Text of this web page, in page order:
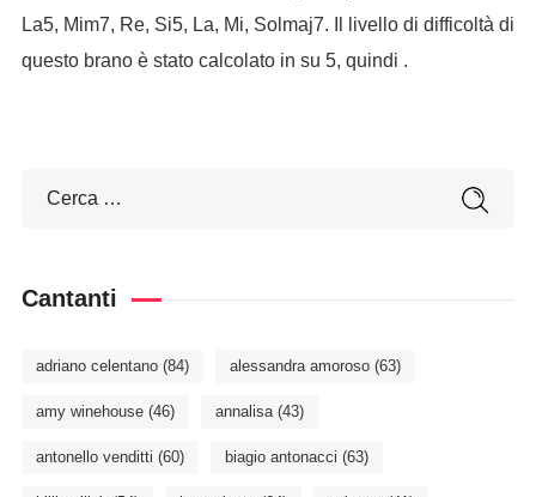
La5, Mim7, Re, Si5, La, Mi, Solmaj7. Il livello di difficoltà di
questo brano è stato calcolato in su 5, quindi .
Cantanti
adriano celentano(84) alessandra amoroso(63)
amy winehouse(46) annalisa(43)
antonello venditti (60) biagio antonacci (63)